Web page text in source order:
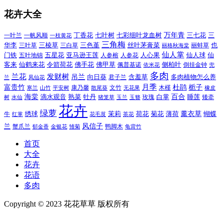
花卉大全
一叶兰 一帆风顺 一枝黄花 丁香花 七叶树 七彩细叶龙血树 万年青 三七花 三
华李 三叶草 三棱草 三白草 三色堇 三角梅 丝叶茅膏菜 丽格秋海棠 丽蚌草 也
门铁 五叶地锦 五星花 亚马逊王莲 人参榕 人参花 人心果 仙人掌 仙人球 仙
客来 仙鹤来花 令箭荷花 佛手花 佛甲草 佩普基诺 依米花 侧柏叶 倒挂金钟 兜
兰 兰花 凤仙花 发财树 吊兰 向日葵 君子兰 含羞草 多肉 多肉植物怎么养
富贵竹 寒兰 山竹 平安树 康乃馨 散尾葵 文竹 无花果 月季 木槿 杜鹃 栀子 橡皮
树 水仙 海棠 滴水观音 熟菜 牡丹 猪笼草 玉兰 玉簪 玫瑰 白掌 百合 睡莲 矮牵
牛 红掌 绣球 绿萝 花卉 花毛茛 茉莉 茶花 荷花 菊花 薄荷 薰衣草 蝴蝶
兰 蟹爪兰 郁金香 金银花 雏菊 风信子 鸭脚木 龟背竹
首页
大全
花卉
花语
多肉
Copyright © 2023 花花草草 版权所有